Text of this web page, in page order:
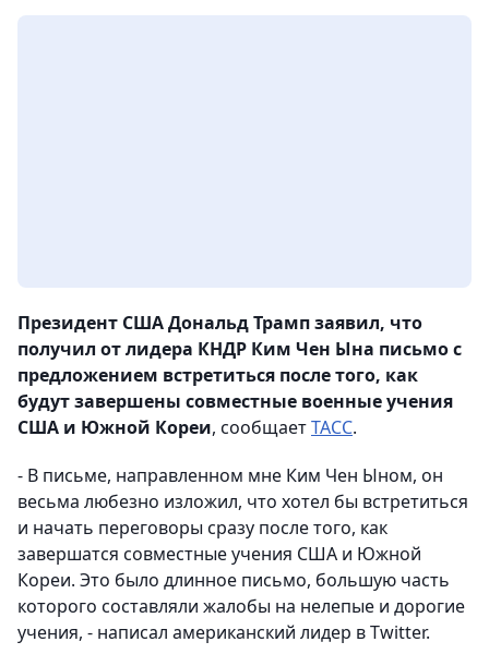
Президент США Дональд Трамп заявил, что
получил от лидера КНДР Ким Чен Ына письмо с
предложением встретиться после того, как
будут завершены совместные военные учения
США и Южной Кореи, сообщаетТАСС.
- В письме, направленном мне Ким Чен Ыном, он
весьма любезно изложил, что хотел бы встретиться
и начать переговоры сразу после того, как
завершатся совместные учения США и Южной
Кореи. Это было длинное письмо, большую часть
которого составляли жалобы на нелепые и дорогие
учения, - написал американский лидер в Twitter.